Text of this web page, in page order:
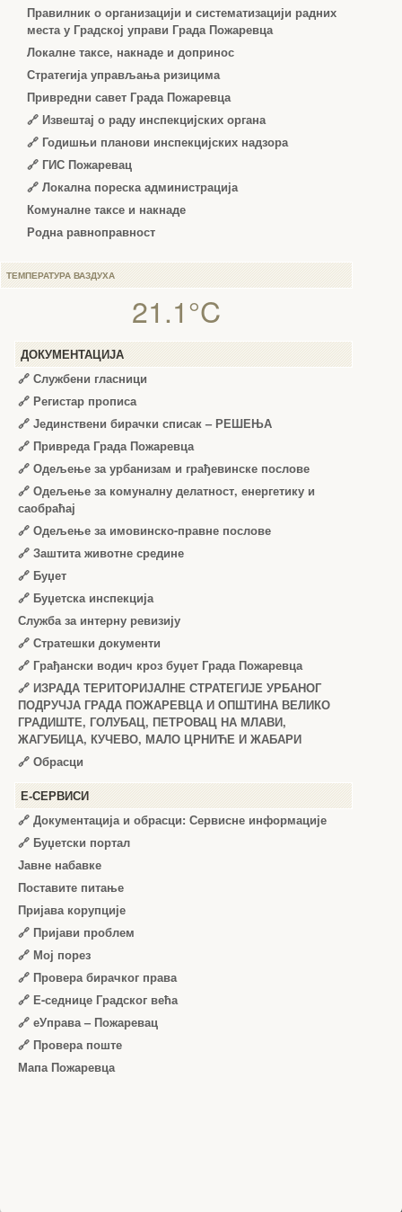
Правилник о организацији и систематизацији радних
места у Градској управи Града Пожаревца
Локалне таксе, накнаде и допринос
Стратегија управљања ризицима
Привредни савет Града Пожаревца
🔗 Извештај о раду инспекцијских органа
🔗 Годишњи планови инспекцијских надзора
🔗 ГИС Пожаревац
🔗 Локална пореска администрација
Комуналне таксе и накнаде
Родна равноправност
ТЕМПЕРАТУРА ВАЗДУХА
21.1°C
ДОКУМЕНТАЦИЈА
🔗 Службени гласници
🔗 Регистар прописа
🔗 Јединствени бирачки списак – РЕШЕЊА
🔗 Привреда Града Пожаревца
🔗 Одељење за урбанизам и грађевинске послове
🔗 Одељење за комуналну делатност, енергетику и
саобраћај
🔗 Одељење за имовинско-правне послове
🔗 Заштита животне средине
🔗 Буџет
🔗 Буџетска инспекција
Служба за интерну ревизију
🔗 Стратешки документи
🔗 Грађански водич кроз буџет Града Пожаревца
🔗 ИЗРАДА ТЕРИТОРИЈАЛНЕ СТРАТЕГИЈЕ УРБАНОГ
ПОДРУЧЈА ГРАДА ПОЖАРЕВЦА И ОПШТИНА ВЕЛИКО
ГРАДИШТЕ, ГОЛУБАЦ, ПЕТРОВАЦ НА МЛАВИ,
ЖАГУБИЦА, КУЧЕВО, МАЛО ЦРНИЋЕ И ЖАБАРИ
🔗 Обрасци
Е-СЕРВИСИ
🔗 Документација и обрасци: Сервисне информације
🔗 Буџетски портал
Јавне набавке
Поставите питање
Пријава корупције
🔗 Пријави проблем
🔗 Мој порез
🔗 Провера бирачког права
🔗 Е-седнице Градског већа
🔗 еУправа – Пожаревац
🔗 Провера поште
Мапа Пожаревца